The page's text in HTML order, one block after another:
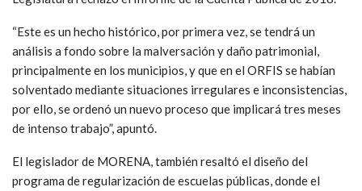
“Este es un hecho histórico, por primera vez, se tendrá un
análisis a fondo sobre la malversación y daño patrimonial,
principalmente en los municipios, y que en el ORFIS se habían
solventado mediante situaciones irregulares e inconsistencias,
por ello, se ordenó un nuevo proceso que implicará tres meses
de intenso trabajo”, apuntó.
El legislador de MORENA, también resaltó el diseño del
programa de regularización de escuelas públicas, donde el